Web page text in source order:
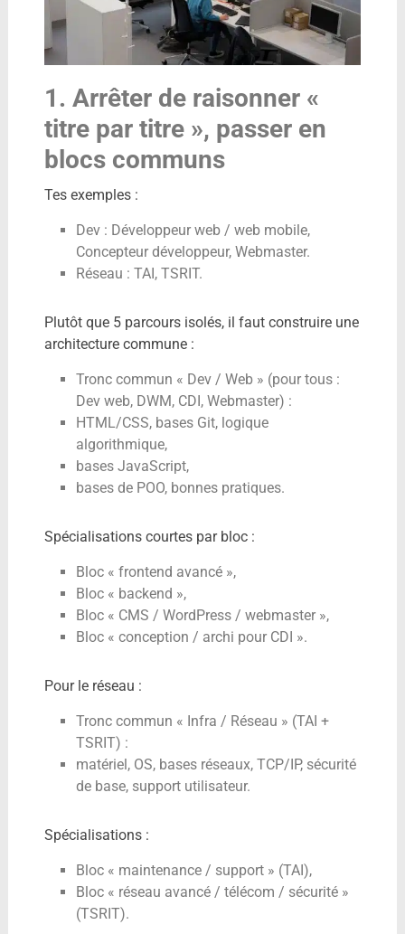
1. Arrêter de raisonner «
titre par titre », passer en
blocs communs
Tes exemples :
Dev : Développeur web / web mobile,
Concepteur développeur, Webmaster.
Réseau : TAI, TSRIT.
Plutôt que 5 parcours isolés, il faut construire une
architecture commune :
Tronc commun « Dev / Web » (pour tous :
Dev web, DWM, CDI, Webmaster) :
HTML/CSS, bases Git, logique
algorithmique,
bases JavaScript,
bases de POO, bonnes pratiques.
Spécialisations courtes par bloc :
Bloc « frontend avancé »,
Bloc « backend »,
Bloc « CMS / WordPress / webmaster »,
Bloc « conception / archi pour CDI ».
Pour le réseau :
Tronc commun « Infra / Réseau » (TAI +
TSRIT) :
matériel, OS, bases réseaux, TCP/IP, sécurité
de base, support utilisateur.
Spécialisations :
Bloc « maintenance / support » (TAI),
Bloc « réseau avancé / télécom / sécurité »
(TSRIT).